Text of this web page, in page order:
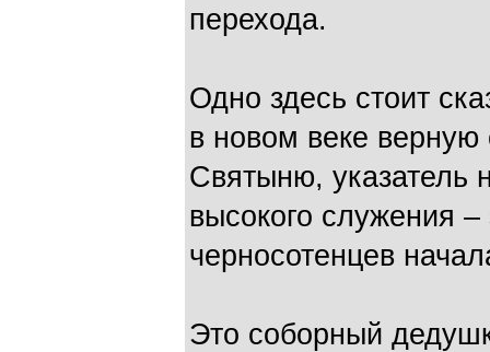
перехода.
Одно здесь стоит
в новом веке
Святыню, указатель
высокого служения –
черносотенцев
Это соборный